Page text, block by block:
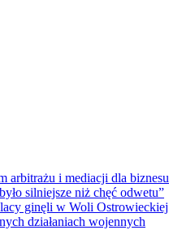
arbitrażu i mediacji dla biznesu
silniejsze niż chęć odwetu”
ginęli w Woli Ostrowieckiej
działaniach wojennych